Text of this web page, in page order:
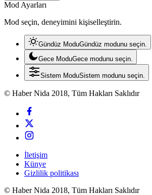
Mod Ayarları
Mod seçin, deneyimini kişiselleştirin.
Gündüz ModuGündüz modunu seçin.
Gece ModuGece modunu seçin.
Sistem ModuSistem modunu seçin.
© Haber Nida 2018, Tüm Hakları Saklıdır
İletişim
Künye
Gizlilik politikası
© Haber Nida 2018, Tüm Hakları Saklıdır